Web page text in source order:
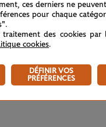
ces derniers ne
pour chaque
des cookies par
cookies.
DÉFINIR VOS
PRÉFÉRENCES